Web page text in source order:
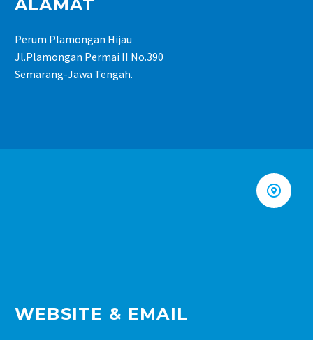
ALAMAT
Perum Plamongan Hijau
Jl.Plamongan Permai II No.390
Semarang-Jawa Tengah.


WEBSITE & EMAIL